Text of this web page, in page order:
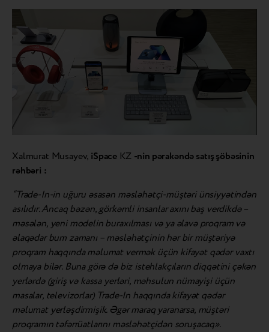
Xalmurat Musayev, iSpace KZ -nin pərakəndə satış şöbəsinin
rəhbəri :
“Trade-In-in uğuru əsasən məsləhətçi-müştəri ünsiyyətindən
asılıdır. Ancaq bəzən, görkəmli insanlar axını baş verdikdə –
məsələn, yeni modelin buraxılması və ya əlavə proqram və
əlaqədar bum zamanı – məsləhətçinin hər bir müştəriyə
proqram haqqında məlumat vermək üçün kifayət qədər vaxtı
olmaya bilər. Buna görə də biz istehlakçıların diqqətini çəkən
yerlərdə (giriş və kassa yerləri, məhsulun nümayişi üçün
masalar, televizorlar) Trade-In haqqında kifayət qədər
məlumat yerləşdirmişik. Əgər maraq yaranarsa, müştəri
proqramın təfərrüatlarını məsləhətçidən soruşacaq».